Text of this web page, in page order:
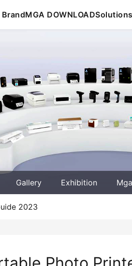
BrandMGA DOWNLOADSolutions
Gallery Exhibition
2023